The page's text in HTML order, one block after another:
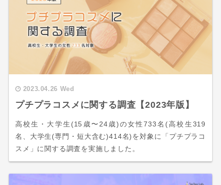
2023.04.26 Wed
プチプラコスメに関する調査【2023年版】
高校生・大学生(15歳〜24歳)の女性733名(高校生319
名、大学生(専門・短大含む)414名)を対象に「プチプラコ
スメ」に関する調査を実施しました。